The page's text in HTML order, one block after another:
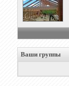
Ваши группы